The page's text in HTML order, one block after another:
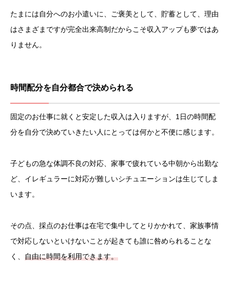
たまには自分へのお小遣いに、ご褒美として、貯蓄として、理由
はさまざまですが完全出来高制だからこそ収入アップも夢ではあ
りません。
時間配分を自分都合で決められる
固定のお仕事に就くと安定した収入は入りますが、1日の時間配
分を自分で決めていきたい人にとっては何かと不便に感じます。
子どもの急な体調不良の対応、家事で疲れている中朝から出勤な
ど、イレギュラーに対応が難しいシチュエーションは生じてしま
います。
その点、採点のお仕事は在宅で集中してとりかかれて、家族事情
で対応しないといけないことが起きても誰に咎められることな
く、 自由に時間を利用できます。